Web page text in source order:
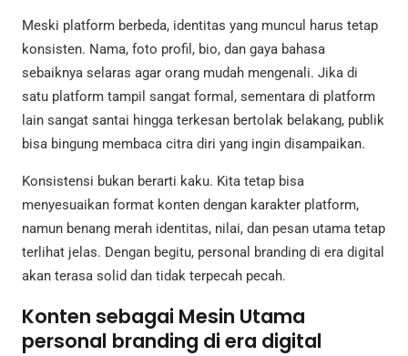
Meski platform berbeda, identitas yang muncul harus tetap
konsisten. Nama, foto profil, bio, dan gaya bahasa
sebaiknya selaras agar orang mudah mengenali. Jika di
satu platform tampil sangat formal, sementara di platform
lain sangat santai hingga terkesan bertolak belakang, publik
bisa bingung membaca citra diri yang ingin disampaikan.
Konsistensi bukan berarti kaku. Kita tetap bisa
menyesuaikan format konten dengan karakter platform,
namun benang merah identitas, nilai, dan pesan utama tetap
terlihat jelas. Dengan begitu, personal branding di era digital
akan terasa solid dan tidak terpecah pecah.
Konten sebagai Mesin Utama
personal branding di era digital